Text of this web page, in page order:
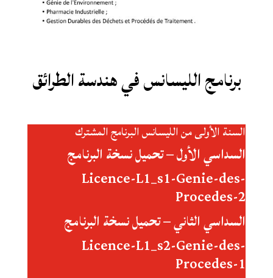
برنامج الليسانس في هندسة الطرائق
السنة الأولى من الليسانس البرنامج المشترك
السداسي الأول – تحميل نسخة البرنامج
Licence-L1_s1-Genie-des-
Procedes-2
السداسي الثاني – تحميل نسخة البرنامج
Licence-L1_s2-Genie-des-
Procedes-1